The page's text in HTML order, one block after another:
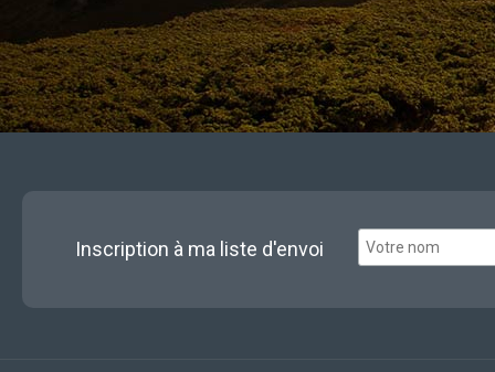
Inscription à ma liste d'envoi